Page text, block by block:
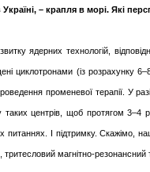
– крапля в морі. Які
ядерних технологій,
циклотронами (із розрахунку
променевої терапії. У
таких центрів, щоб протягом
питаннях. І підтримку. Скажімо,
магнітно-резонансний